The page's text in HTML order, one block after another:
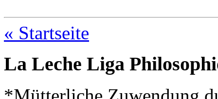
« Startseite
La Leche Liga